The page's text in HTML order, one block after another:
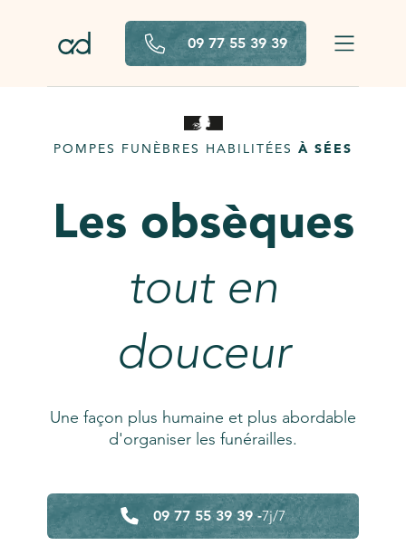
09 77 55 39 39
POMPES FUNÈBRES HABILITÉES À SÉES
Les obsèques
tout en
douceur
Une façon plus humaine et plus abordable
d'organiser les funérailles.
09 77 55 39 39 -7j/7